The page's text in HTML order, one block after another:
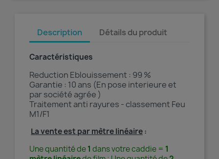
Description Détails du produit
Caractéristiques
Reduction Eblouissement : 99 %
Garantie : 10 ans (En pose interieure et
par société agrée )
Traitement anti rayures - classement Feu
M1/F1
La vente est par mètre linéaire:
Une quantité de1 dans votre caddie = 1